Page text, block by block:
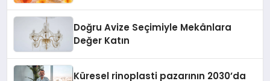
Doğru Avize Seçimiyle Mekânlara
Değer Katın
Küresel rinoplasti pazarının 2030’da